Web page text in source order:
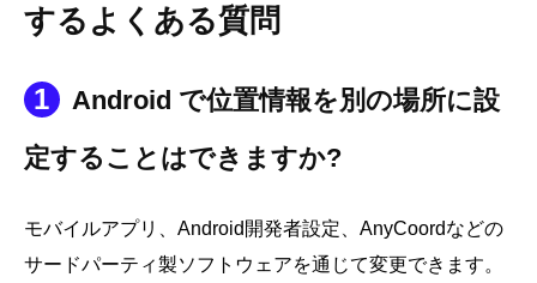
するよくある質問
1
Android で位置情報を別の場所に設
定することはできますか?
モバイルアプリ、Android開発者設定、AnyCoordなどの
サードパーティ製ソフトウェアを通じて変更できます。